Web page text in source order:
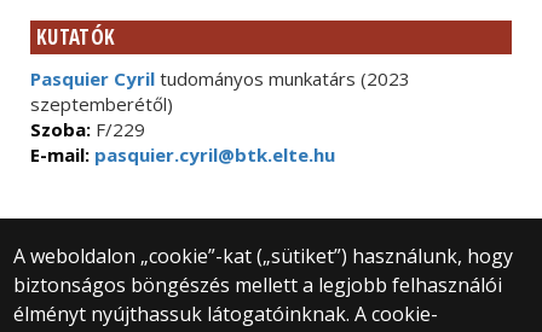
KUTATÓK
Pasquier Cyril tudományos munkatárs (2023
szeptemberétől)
Szoba: F/229
E-mail: pasquier.cyril@btk.elte.hu
A weboldalon „cookie”-kat („sütiket”) használunk, hogy
biztonságos böngészés mellett a legjobb felhasználói
élményt nyújthassuk látogatóinknak. A cookie-
© 2025 Eötvös Loránd Tudományegyetem
Minden jog fenntartva.